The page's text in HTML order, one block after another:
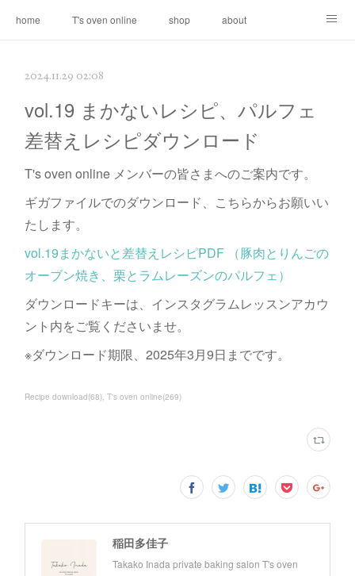
home T's oven online shop about
2024.11.29 02:08
vol.19 まかないレシピ、パルフェ
差替えレシピダウンロード
T's oven online メンバーの皆さまへのご案内です。
ギガファイルでのダウンロード、こちらからお願いい
たします。
vol.19まかないと差替えレシピPDF （豚肉とりんごの
オーブン焼き、栗とラムレーズンのパルフェ）
ダウンロードキーは、インスタグラムレッスンアカウ
ント内をご覧くださいませ。
※ダウンロード期限、2025年3月9日までです。
Recipe download(68) T's oven online(269)
稲田多佳子
Takako Inada private baking salon T's oven